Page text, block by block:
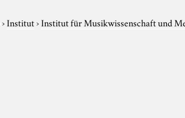
›Institut›Institut für Musikwissenschaft und